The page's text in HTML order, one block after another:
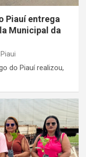
Piauí entrega
Municipal da
do Piauí realizou,